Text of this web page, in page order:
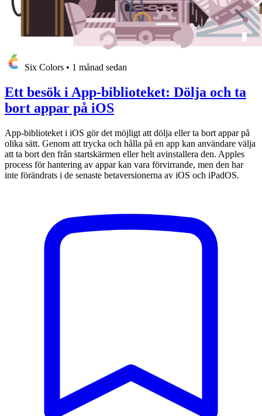
Six Colors • 1 månad sedan
Ett besök i App-biblioteket: Dölja och ta
bort appar på iOS
App-biblioteket i iOS gör det möjligt att dölja eller ta bort appar på
olika sätt. Genom att trycka och hålla på en app kan användare välja
att ta bort den från startskärmen eller helt avinstallera den. Apples
process för hantering av appar kan vara förvirrande, men den har
inte förändrats i de senaste betaversionerna av iOS och iPadOS.